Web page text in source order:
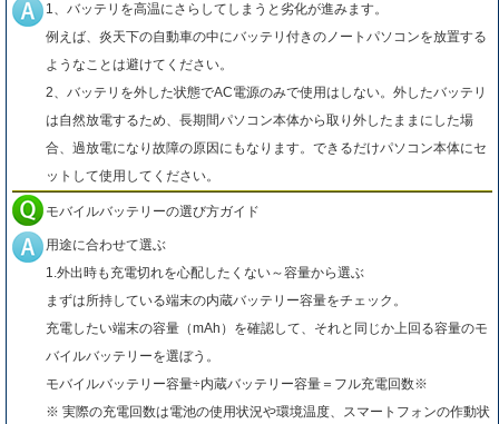
1、バッテリを高温にさらしてしまうと劣化が進みます。
例えば、炎天下の自動車の中にバッテリ付きのノートパソコンを放置する
ようなことは避けてください。
2、バッテリを外した状態でAC電源のみで使用はしない。外したバッテリ
は自然放電するため、長期間パソコン本体から取り外したままにした場
合、過放電になり故障の原因にもなります。できるだけパソコン本体にセ
ットして使用してください。
モバイルバッテリーの選び方ガイド
用途に合わせて選ぶ
1.外出時も充電切れを心配したくない～容量から選ぶ
まずは所持している端末の内蔵バッテリー容量をチェック。
充電したい端末の容量（mAh）を確認して、それと同じか上回る容量のモ
バイルバッテリーを選ぼう。
モバイルバッテリー容量÷内蔵バッテリー容量＝フル充電回数※
※ 実際の充電回数は電池の使用状況や環境温度、スマートフォンの作動状